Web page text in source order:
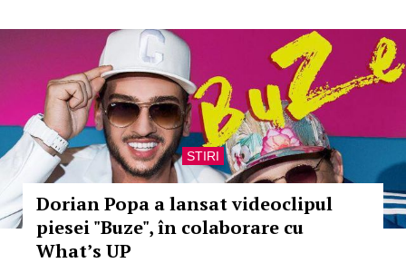
STIRI
Dorian Popa a lansat videoclipul
piesei "Buze", în colaborare cu
What’s UP